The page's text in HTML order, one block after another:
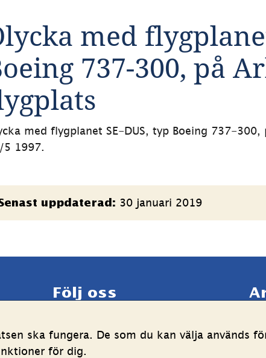
ska fungera. De som du kan välja används
för dig.
med
737-300, på
med flygplanet SE-DUS, typ Boeing 737-
5 1997.
uppdaterad: 30 januari 2019
Följ oss
LinkedIn
(länk
YouTube